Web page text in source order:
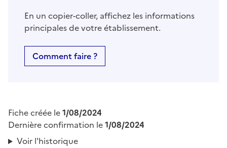
En un copier-coller, affichez les informations
principales de votre établissement.
Comment faire ?
Fiche créée le1/08/2024
Dernière confirmation le1/08/2024
Voir l'historique